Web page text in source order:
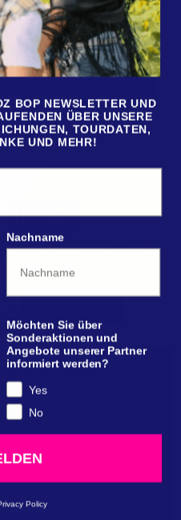
53
auf dem Pferd
BOP NEWSLETTER UND
ÜBER UNSERE
TOURDATEN,
UND MEHR!
Nachname
Möchten Sie über
Sonderaktionen und
Angebote unserer Partner
informiert werden?
Yes
No
Policy